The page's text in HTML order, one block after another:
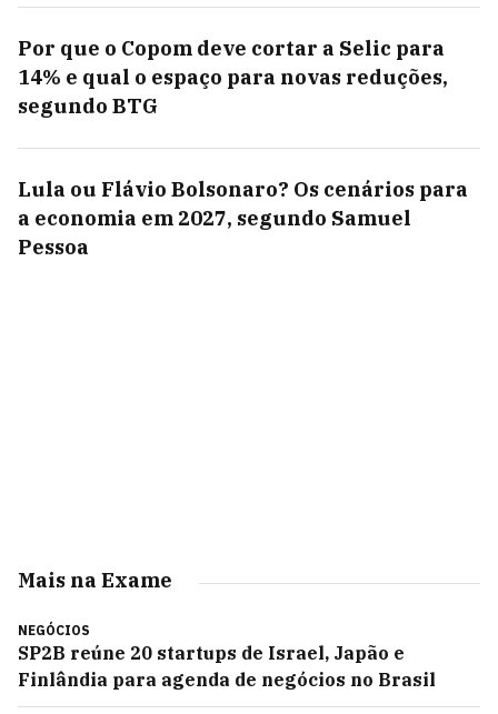
Por que o Copom deve cortar a Selic para
14% e qual o espaço para novas reduções,
segundo BTG
Lula ou Flávio Bolsonaro? Os cenários para
a economia em 2027, segundo Samuel
Pessoa
Mais na Exame
NEGÓCIOS
SP2B reúne 20 startups de Israel, Japão e
Finlândia para agenda de negócios no Brasil